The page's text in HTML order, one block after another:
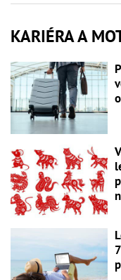
KARIÉRA A